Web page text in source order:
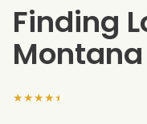
Finding
Montana
★★★★★